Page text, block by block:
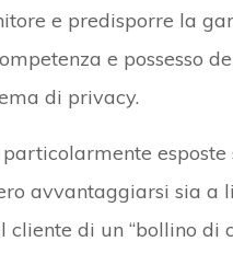
e predisporre la
e possesso
di privacy.
avvantaggiarsi sia
di un “bollino di